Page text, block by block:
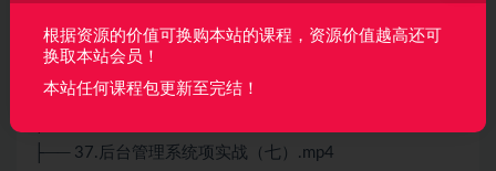
├── 32.后台管理系统项实战（二）.mp4
├── 33.后台管理系统项实战（三）.mp4
├── 34.后台管理系统项实战（四）.mp4
├── 35.后台管理系统项实战（五）.mp4
├── 37.后台管理系统项实战（七）.mp4
根据资源的价值可换购本站的课程，资源价值越高还可
换取本站会员！
本站任何课程包更新至完结！